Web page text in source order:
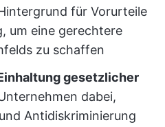
für Vorurteile
um eine gerechtere
zu schaffen
gesetzlicher
dabei,
Antidiskriminierung